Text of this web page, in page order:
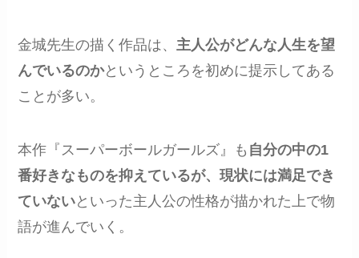
金城先生の描く作品は、 主人公がどんな人生を望
んでいるのかというところを初めに提示してある
ことが多い。
本作『スーパーボールガールズ』も 自分の中の1
番好きなものを抑えているが、現状には満足でき
ていないといった主人公の性格が描かれた上で物
語が進んでいく。